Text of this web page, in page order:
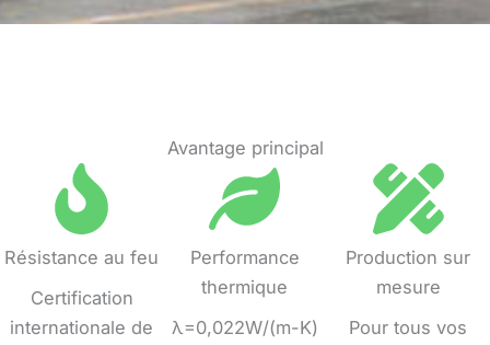
Avantage principal
Résistance au feu
Certification
internationale de
Performance
thermique
λ=0,022W/(m-K)
Production sur
mesure
Pour tous vos